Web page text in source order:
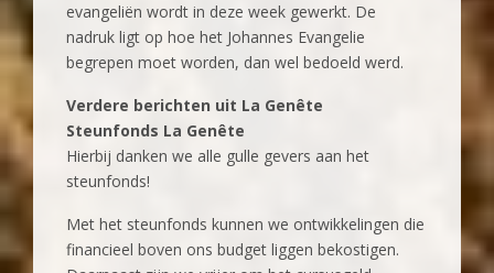
evangeliën wordt in deze week gewerkt. De
nadruk ligt op hoe het Johannes Evangelie
begrepen moet worden, dan wel bedoeld werd.
Verdere berichten uit La Genête
Steunfonds La Genête
Hierbij danken we alle gulle gevers aan het
steunfonds!
Met het steunfonds kunnen we ontwikkelingen die
financieel boven ons budget liggen bekostigen.